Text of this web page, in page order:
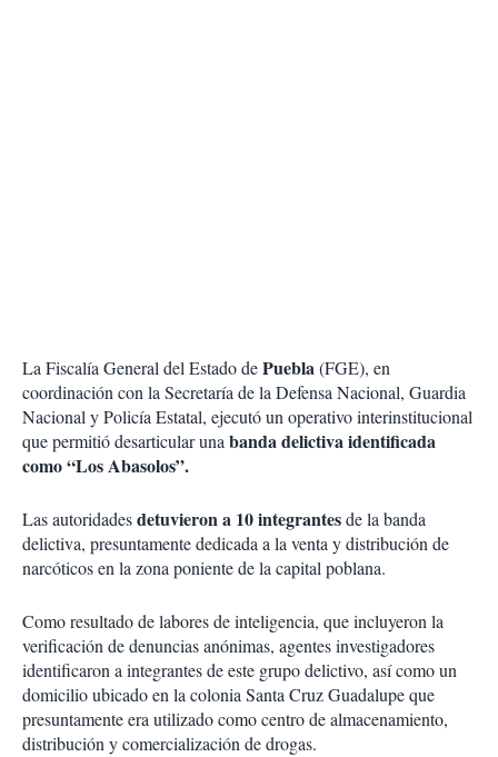
La Fiscalía General del Estado dePuebla(FGE), en
coordinación con la Secretaría de la Defensa Nacional, Guardia
Nacional y Policía Estatal, ejecutó un operativo interinstitucional
que permitió desarticular unabanda delictiva identificada
como “Los Abasolos”.
Las autoridadesdetuvieron a 10 integrantesde la banda
delictiva, presuntamente dedicada a la venta y distribución de
narcóticos en la zona poniente de la capital poblana.
Como resultado de labores de inteligencia, que incluyeron la
verificación de denuncias anónimas, agentes investigadores
identificaron a integrantes de este grupo delictivo, así como un
domicilio ubicado en la colonia Santa Cruz Guadalupe que
presuntamente era utilizado como centro de almacenamiento,
distribución y comercialización de drogas.